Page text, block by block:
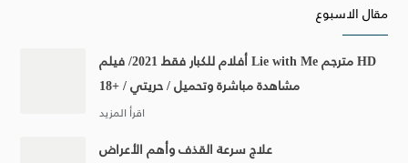
مقال الاسبوع
أفلام للكبار فقط 2021/ فيلم Lie with Me مترجم HD
مشاهدة مباشرة وتحميل / حريتي / +18
علاج سرعة القذف وأهم الأعراض